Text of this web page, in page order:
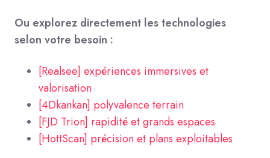
Ou explorez directement les technologies
selon votre besoin :
[Realsee] expériences immersives et
valorisation
[4Dkankan] polyvalence terrain
[FJD Trion] rapidité et grands espaces
[HottScan] précision et plans exploitables